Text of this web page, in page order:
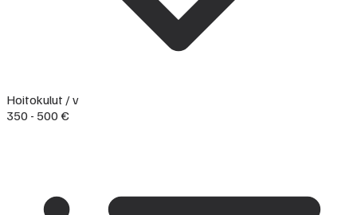
Hoitokulut / v
350 - 500 €